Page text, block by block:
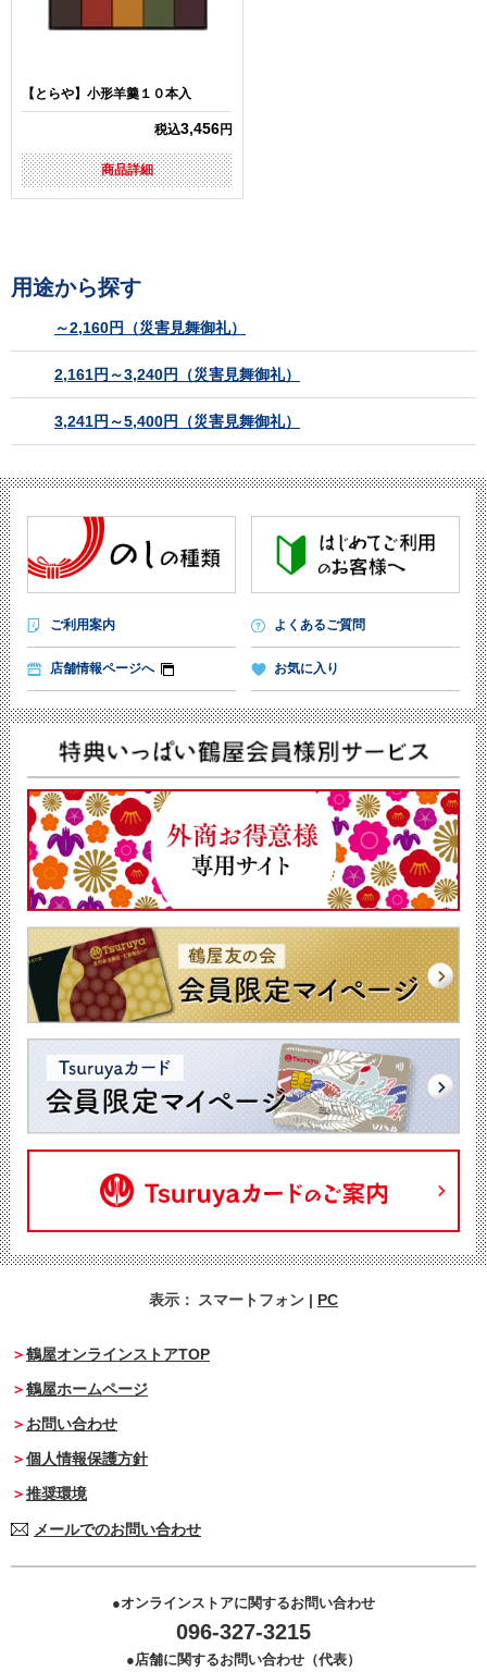
【とらや】小形羊羹１０本入
税込3,456円
商品詳細
用途から探す
～2,160円（災害見舞御礼）
2,161円～3,240円（災害見舞御礼）
3,241円～5,400円（災害見舞御礼）
ご利用案内 よくあるご質問
店舗情報ページへ お気に入り
表示： スマートフォン | PC
鶴屋オンラインストアTOP
鶴屋ホームページ
お問い合わせ
個人情報保護方針
推奨環境
メールでのお問い合わせ
オンラインストアに関するお問い合わせ
096-327-3215
店舗に関するお問い合わせ（代表）